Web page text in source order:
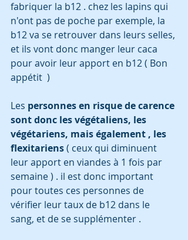
fabriquer la b12 . chez les lapins qui
n'ont pas de poche par exemple, la
b12 va se retrouver dans leurs selles,
et ils vont donc manger leur caca
pour avoir leur apport en b12 ( Bon
appétit  )
Les personnes en risque de carence
sont donc les végétaliens, les
végétariens, mais également , les
flexitariens ( ceux qui diminuent
leur apport en viandes à 1 fois par
semaine ) . il est donc important
pour toutes ces personnes de
vérifier leur taux de b12 dans le
sang, et de se supplémenter .